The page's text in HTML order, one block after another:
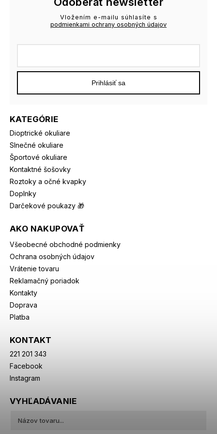
KATEGÓRIE
Dioptrické okuliare
Slnečné okuliare
Športové okuliare
Kontaktné šošovky
Roztoky a očné kvapky
Doplnky
Darčekové poukazy 🎁
AKO NAKUPOVAŤ
Všeobecné obchodné podmienky
Ochrana osobných údajov
Vrátenie tovaru
Reklamačný poriadok
Kontakty
Doprava
Platba
KONTAKT
221 201 343
Facebook
Instagram
Vložením e-mailu súhlasíte s
podmienkami ochrany osobných údajov
Prihlásiť sa
VYHĽADÁVANIE